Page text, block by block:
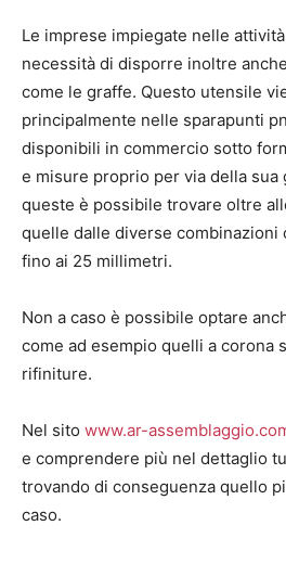
Le imprese impiegate nelle
necessità di disporre inoltre
come le graffe. Questo utensile
principalmente nelle sparapunti
disponibili in commercio sotto
e misure proprio per via della sua
queste è possibile trovare oltre
quelle dalle diverse combinazioni
fino ai 25 millimetri.
Non a caso è possibile optare
come ad esempio quelli a corona
rifiniture.
Nel sito www.ar-
e comprendere più nel dettaglio
trovando di conseguenza quello
caso.